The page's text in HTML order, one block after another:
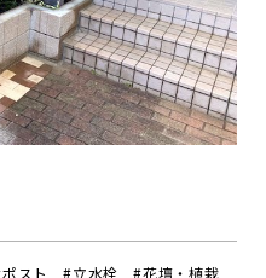
ポスト 立水栓 花壇・植栽